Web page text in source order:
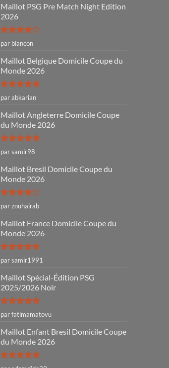
Maillot PSG Pre Match Night Edition
2026
Note4
sur 5
par blancon
Maillot Belgique Domicile Coupe du
Monde 2026
Note5sur
5
par abkarian
Maillot Angleterre Domicile Coupe
du Monde 2026
Note5sur
5
par samir98
Maillot Bresil Domicile Coupe du
Monde 2026
Note4
sur 5
par zouhairab
Maillot France Domicile Coupe du
Monde 2026
Note5sur
5
par samir1991
Maillot Spécial-Édition PSG
2025/2026 Noir
Note5sur
5
par fatimamatovu
Maillot Enfant Bresil Domicile Coupe
du Monde 2026
Note5sur